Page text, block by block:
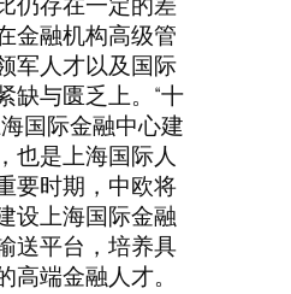
金融机构高级管
军人才以及国际
缺与匮乏上。“十
国际金融中心建
也是上海国际人
要时期，中欧将
设上海国际金融
送平台，培养具
高端金融人才。